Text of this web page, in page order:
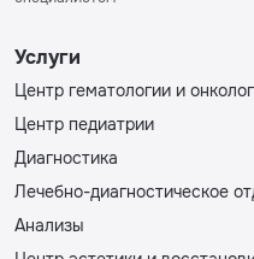
Услуги
Центр гематологии и
Центр педиатрии
Диагностика
Лечебно-диагностическое
Анализы